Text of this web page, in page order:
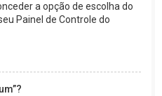
a opção de escolha do
Painel de Controle do